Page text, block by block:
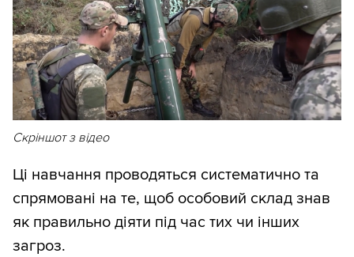
Скріншот з відео
Ці навчання проводяться систематично та
спрямовані на те, щоб особовий склад знав
як правильно діяти під час тих чи інших
загроз.